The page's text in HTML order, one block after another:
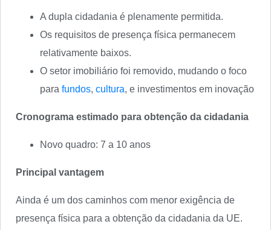
A dupla cidadania é plenamente permitida.
Os requisitos de presença física permanecem
relativamente baixos.
O setor imobiliário foi removido, mudando o foco
para fundos, cultura, e investimentos em inovação
Cronograma estimado para obtenção da cidadania
Novo quadro: 7 a 10 anos
Principal vantagem
Ainda é um dos caminhos com menor exigência de
presença física para a obtenção da cidadania da UE.